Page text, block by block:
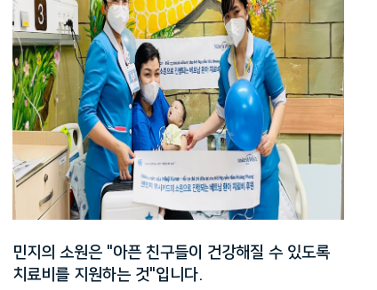
민지의 소원은 "아픈 친구들이 건강해질 수 있도록
치료비를 지원하는 것"입니다.